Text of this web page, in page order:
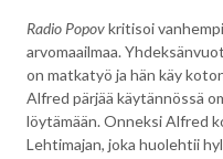
Radio Popovkritisoi
arvomaailmaa.
on matkatyö ja hän käy
Alfred pärjää käytännössä
löytämään. Onneksi Alfred
Lehtimajan, joka huolehtii